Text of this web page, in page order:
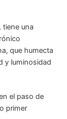
tiene una
que humecta
y luminosidad
el paso de
primer